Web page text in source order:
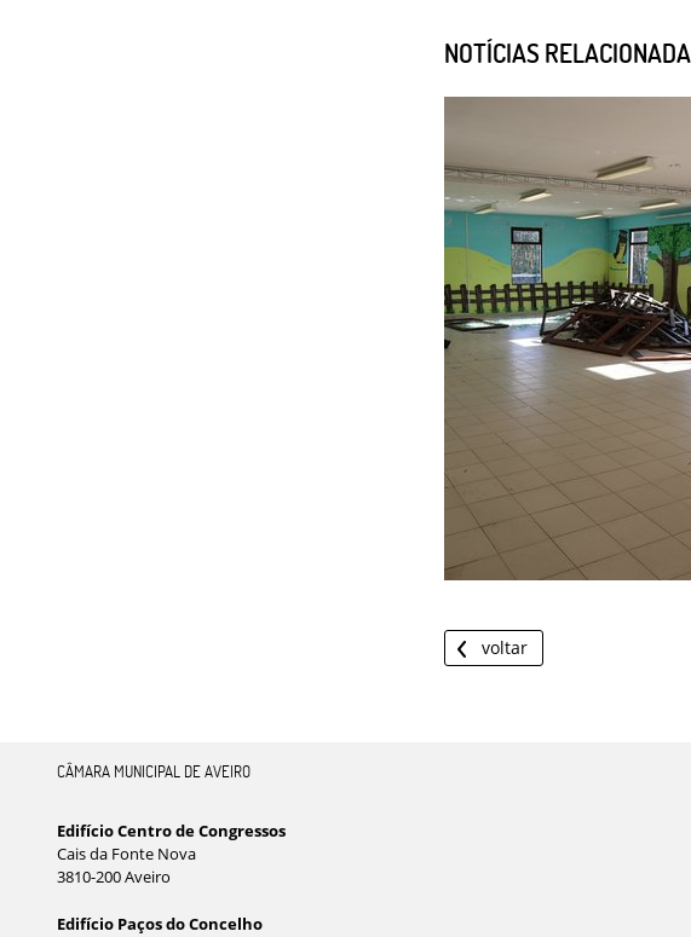
NOTÍCIAS
voltar
CÂMARA MUNICIPAL DE AVEIRO
Edifício Centro de Congressos
Cais da Fonte Nova
3810-200 Aveiro
Edifício Paços do Concelho